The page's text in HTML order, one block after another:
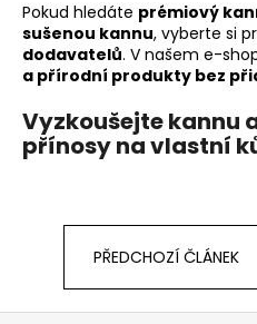
Pokud hledáte prémiový
sušenou kannu, vyberte si
dodavatelů. V našem e-
a přírodní produkty bez
Vyzkoušejte kannu
přínosy na vlastní
PŘEDCHOZÍ ČLÁNEK